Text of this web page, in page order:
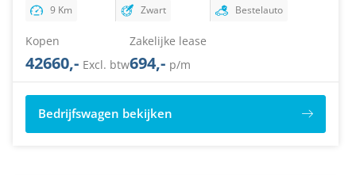
9 Km Zwart Bestelauto
Kopen
42660,- Excl. btw
Zakelijke lease
694,- p/m
Bedrijfswagen bekijken